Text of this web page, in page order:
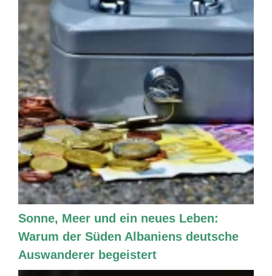
Sonne, Meer und ein neues Leben:
Warum der Süden Albaniens deutsche
Auswanderer begeistert